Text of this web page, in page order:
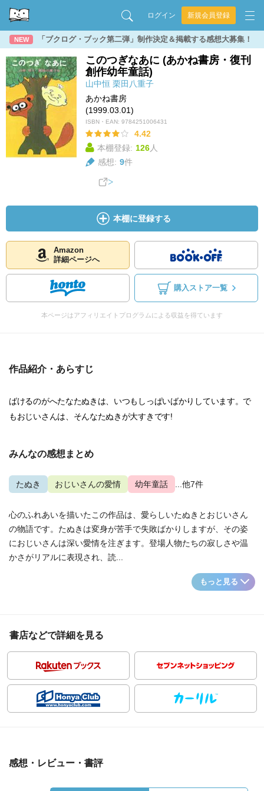
ログイン 新規会員登録
NEW 「ブクログ・ブック第二弾」制作決定＆掲載する感想大募集！
このつぎなあに (あかね書房・復刊
創作幼年童話)
山中恒 栗田八重子
あかね書房
(1999.03.01)
ISBN・EAN: 9784251006431
4.42
本棚登録: 126人
感想: 9件
本棚に登録する
Amazon
詳細ページへ
購入ストア一覧
本ページはアフィリエイトプログラムによる収益を得ています
作品紹介・あらすじ
ばけるのがへたなたぬきは、いつもしっぱいばかりしています。で
もおじいさんは、そんなたぬきが大すきです!
みんなの感想まとめ
たぬき おじいさんの愛情 幼年童話 ...他7件
心のふれあいを描いたこの作品は、愛らしいたぬきとおじいさん
の物語です。たぬきは変身が苦手で失敗ばかりしますが、その姿
におじいさんは深い愛情を注ぎます。登場人物たちの寂しさや温
かさがリアルに表現され、読...
もっと見る
書店などで詳細を見る
感想・レビュー・書評